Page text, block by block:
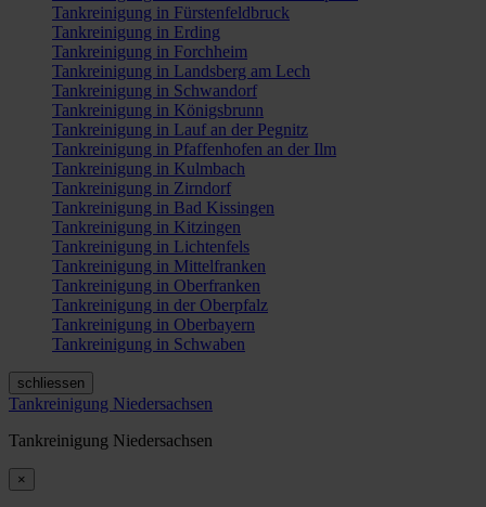
Tankreinigung in Fürstenfeldbruck
Tankreinigung in Erding
Tankreinigung in Forchheim
Tankreinigung in Landsberg am Lech
Tankreinigung in Schwandorf
Tankreinigung in Königsbrunn
Tankreinigung in Lauf an der Pegnitz
Tankreinigung in Pfaffenhofen an der Ilm
Tankreinigung in Kulmbach
Tankreinigung in Zirndorf
Tankreinigung in Bad Kissingen
Tankreinigung in Kitzingen
Tankreinigung in Lichtenfels
Tankreinigung in Mittelfranken
Tankreinigung in Oberfranken
Tankreinigung in der Oberpfalz
Tankreinigung in Oberbayern
Tankreinigung in Schwaben
schliessen
Tankreinigung Niedersachsen
Tankreinigung Niedersachsen
×